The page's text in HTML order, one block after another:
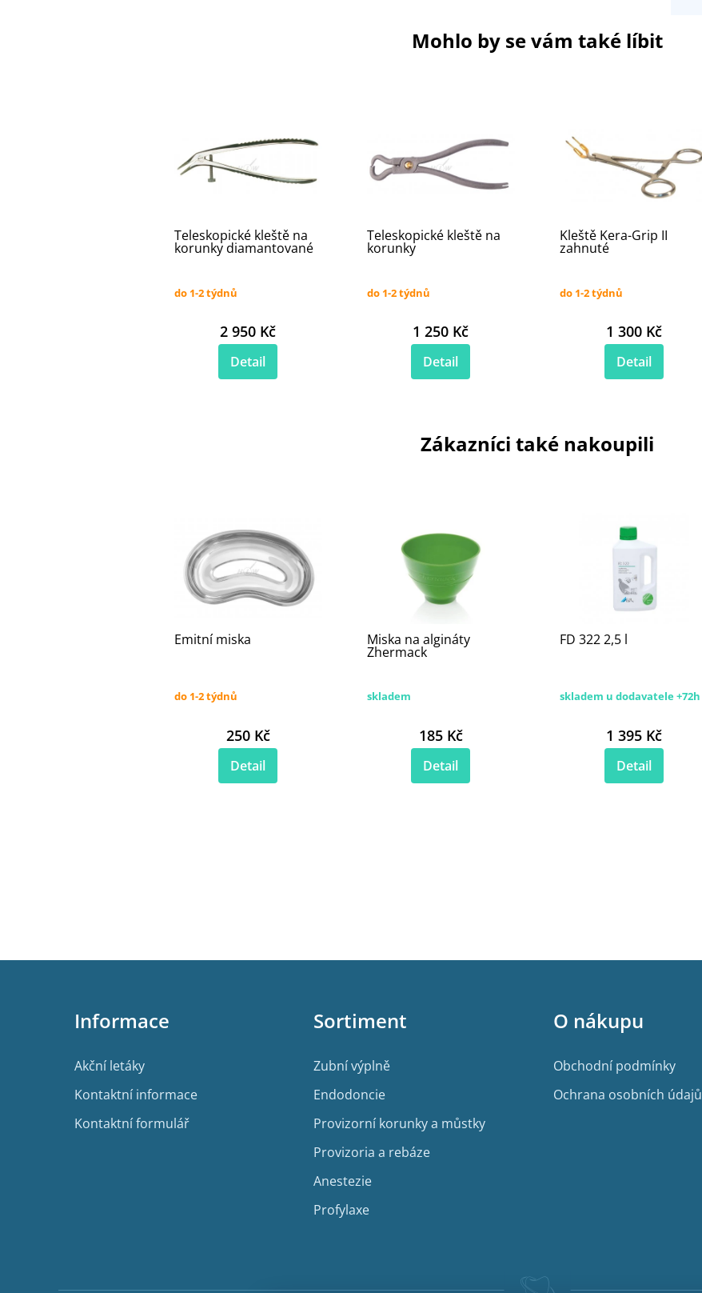
Mohlo by se vám také líbit
Teleskopické kleště na
korunky diamantované
do 1-2 týdnů
2 950 Kč
Detail
Teleskopické kleště na
korunky
do 1-2 týdnů
1 250 Kč
Detail
Kleště Kera-Grip II
zahnuté
do 1-2 týdnů
1 300 Kč
Detail
Zákazníci také nakoupili
Emitní miska
do 1-2 týdnů
250 Kč
Detail
Miska na algináty
Zhermack
skladem
185 Kč
Detail
FD 322 2,5 l
skladem u dodavatele +72h
1 395 Kč
Detail
Z
Informace
Akční letáky
Kontaktní informace
Kontaktní formulář
Sortiment
Zubní výplně
Endodoncie
Provizorní korunky a můstky
Provizoria a rebáze
Anestezie
Profylaxe
O nákupu
Obchodní podmínky
Ochrana osobních údajů